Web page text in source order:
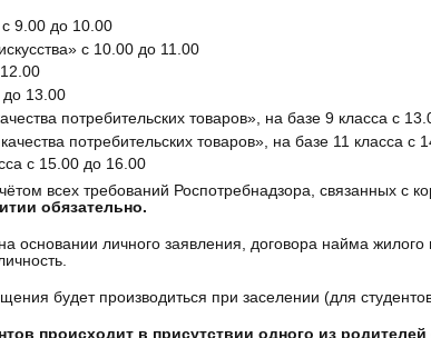
9.00 до 10.00
с 10.00 до 11.00
до 13.00
потребительских товаров», на базе 9 класса с
потребительских товаров», на базе 11 класса с
с 15.00 до 16.00
всех требований Роспотребнадзора, связанных с
обязательно.
основании личного заявления, договора найма
будет производиться при заселении (для
происходит в присутствии одного из